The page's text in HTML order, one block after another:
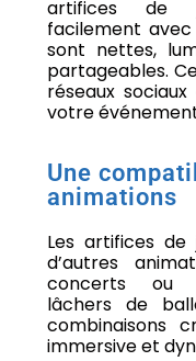
artifices de
facilement avec
sont nettes,
partageables.
réseaux
votre
Une
animations
Les artifices de
d’autres
concerts ou
lâchers de
combinaisons
immersive et